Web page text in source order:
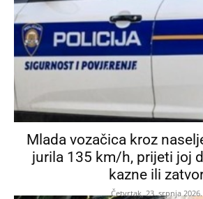
Mlada vozačica kroz
jurila 135 km/h, prijeti joj
kazne ili
Četvrtak, 23. srpnja 2026.